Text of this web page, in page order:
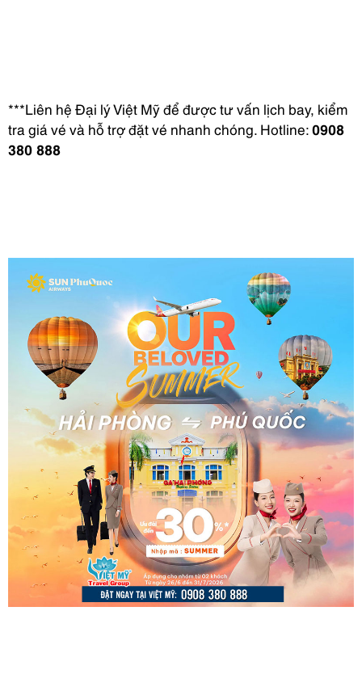
***Liên hệ Đại lý Việt Mỹ để được tư vấn lịch bay, kiểm
tra giá vé và hỗ trợ đặt vé nhanh chóng. Hotline:0908
380 888